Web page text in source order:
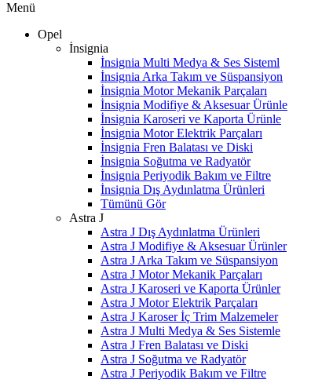
Menü
Opel
İnsignia
İnsignia Multi Medya & Ses Sisteml
İnsignia Arka Takım ve Süspansiyon
İnsignia Motor Mekanik Parçaları
İnsignia Modifiye & Aksesuar Ürünle
İnsignia Karoseri ve Kaporta Ürünle
İnsignia Motor Elektrik Parçaları
İnsignia Fren Balatası ve Diski
İnsignia Soğutma ve Radyatör
İnsignia Periyodik Bakım ve Filtre
İnsignia Dış Aydınlatma Ürünleri
Tümünü Gör
Astra J
Astra J Dış Aydınlatma Ürünleri
Astra J Modifiye & Aksesuar Ürünler
Astra J Arka Takım ve Süspansiyon
Astra J Motor Mekanik Parçaları
Astra J Karoseri ve Kaporta Ürünler
Astra J Motor Elektrik Parçaları
Astra J Karoser İç Trim Malzemeler
Astra J Multi Medya & Ses Sistemle
Astra J Fren Balatası ve Diski
Astra J Soğutma ve Radyatör
Astra J Periyodik Bakım ve Filtre